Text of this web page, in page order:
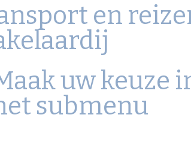
en
uw keuze
submenu